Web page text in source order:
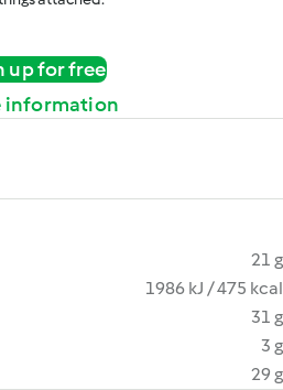
up for free
information
21 g
1986 kJ / 475 kcal
31 g
3 g
29 g